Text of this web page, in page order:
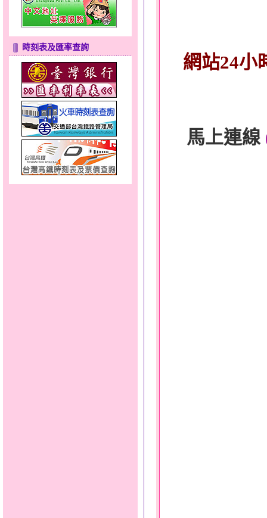
時刻表及匯率查詢
網站24小
馬上連線